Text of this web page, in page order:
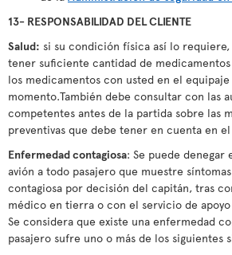
13- RESPONSABILIDAD DEL CLIENTE
Salud: si su condición física así lo requiere,
tener suficiente cantidad de
los medicamentos con usted en el
momento.También debe consultar con las
competentes antes de la partida sobre las
preventivas que debe tener en cuenta en
Enfermedad contagiosa: Se puede denegar
avión a todo pasajero que muestre
contagiosa por decisión del capitán, tras
médico en tierra o con el servicio de
Se considera que existe una enfermedad
pasajero sufre uno o más de los siguientes